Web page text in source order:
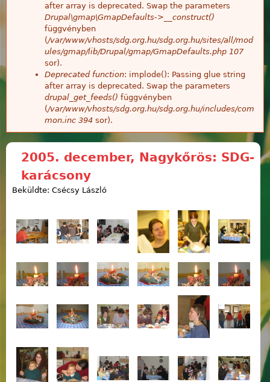
after array is deprecated. Swap the parameters
Drupal\gmap\GmapDefaults->__construct()
függvényben
(/var/www/vhosts/sdg.org.hu/sdg.org.hu/sites/all/mod
ules/gmap/lib/Drupal/gmap/GmapDefaults.php 107
sor).
Deprecated function: implode(): Passing glue string
after array is deprecated. Swap the parameters
drupal_get_feeds() függvényben
(/var/www/vhosts/sdg.org.hu/sdg.org.hu/includes/com
mon.inc 394 sor).
2005. december, Nagykőrös: SDG-
karácsony
Beküldte: Csécsy László